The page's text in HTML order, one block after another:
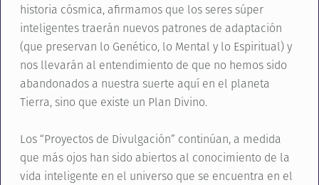
historia cósmica, afirmamos que los seres súper
inteligentes traerán nuevos patrones de adaptación
(que preservan lo Genético, lo Mental y lo Espiritual) y
nos llevarán al entendimiento de que no hemos sido
abandonados a nuestra suerte aquí en el planeta
Tierra, sino que existe un Plan Divino.
Los “Proyectos de Divulgación” continúan, a medida
que más ojos han sido abiertos al conocimiento de la
vida inteligente en el universo que se encuentra en el